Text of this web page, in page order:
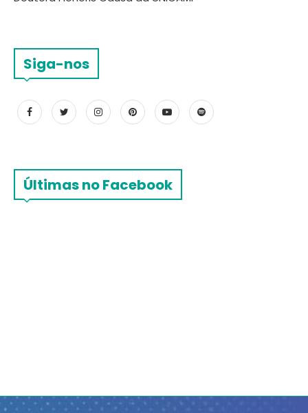
Siga-nos
Últimas no Facebook